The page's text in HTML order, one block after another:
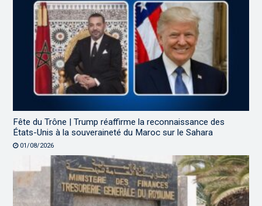
Fête du Trône | Trump réaffirme la reconnaissance des
États-Unis à la souveraineté du Maroc sur le Sahara
01/08/2026